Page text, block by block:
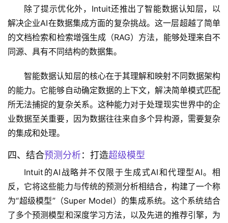
除了提示优化外，Intuit还推出了智能数据认知层，以
解决企业AI在数据集成方面的复杂挑战。这一层超越了简单
的文档检索和检索增强生成（RAG）方法，能够处理来自不
同源、具有不同结构的数据集。
智能数据认知层的核心在于其理解和映射不同数据架构
的能力。它能够自动确定数据的上下文，解决简单模式匹配
所无法捕捉的复杂关系。这种能力对于处理现实世界中的企
业数据至关重要，因为数据往往来自多个异构源，需要复杂
的集成和处理。
四、结合预测分析：打造超级模型
Intuit的AI战略并不仅限于生成式AI和代理型AI。相
反，它将这些能力与传统的预测分析相结合，构建了一个称
为“超级模型”（Super Model）的集成系统。这个系统结合
了多个预测模型和深度学习方法，以及先进的推荐引擎，为